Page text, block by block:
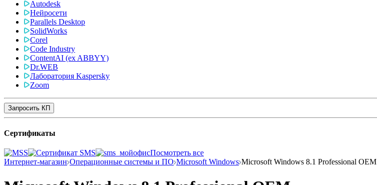
Autodesk
Нейросети
Parallels Desktop
SolidWorks
Corel
Code Industry
ContentAI (ex ABBYY)
Dr.WEB
Лаборатория Kaspersky
Zoom
Запросить КП
Сертификаты
Посмотреть все
Интернет-магазин Операционные системы и ПО Microsoft Windows Microsoft Windows 8.1 Professional OEM